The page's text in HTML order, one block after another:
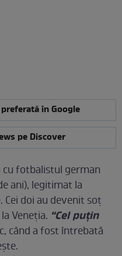
în Google
pe Discover
fotbalistul german
ani), legitimat la
Cei doi au devenit soț
Veneția. “Cel puțin
când a fost întrebată